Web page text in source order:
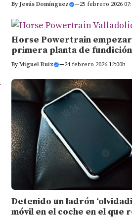
By Jesús Domínguez —25 febrero 2026
Horse Powertrain
primera planta de
ByMiguel Ruiz —24 febrero 2026 12:00h
Detenido un ladrón
móvil en el coche en el que